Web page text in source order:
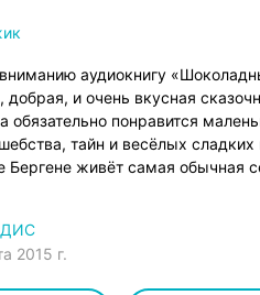
аудиокнигу
и очень вкусная
обязательно понравится
тайн и весёлых
Бергене живёт самая обычная
один прекрасный день к ним
пирожных и конфеток он
Шоколадный дедушка оставляет
2015 г.